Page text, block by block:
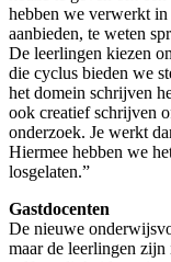
hebben we verwerkt
aanbieden, te weten
De leerlingen kiezen
die cyclus bieden we
het domein schrijven
ook creatief schrijven
onderzoek. Je werkt
Hiermee hebben we
losgelaten.”
Gastdocenten
De nieuwe
maar de leerlingen zijn